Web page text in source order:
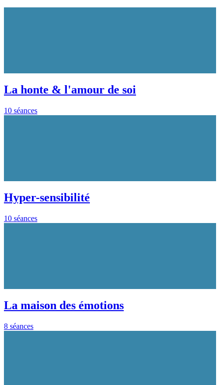
La honte & l'amour de soi
10 séances
Hyper-sensibilité
10 séances
La maison des émotions
8 séances